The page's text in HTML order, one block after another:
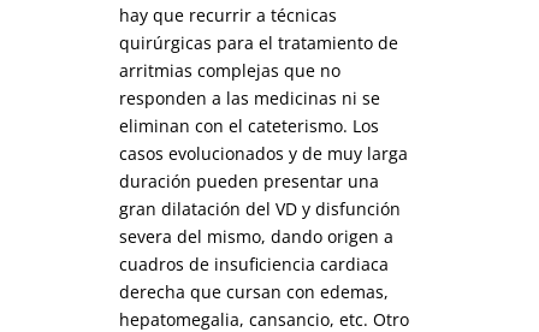
hay que recurrir a técnicas
quirúrgicas para el tratamiento de
arritmias complejas que no
responden a las medicinas ni se
eliminan con el cateterismo. Los
casos evolucionados y de muy larga
duración pueden presentar una
gran dilatación del VD y disfunción
severa del mismo, dando origen a
cuadros de insuficiencia cardiaca
derecha que cursan con edemas,
hepatomegalia, cansancio, etc. Otro